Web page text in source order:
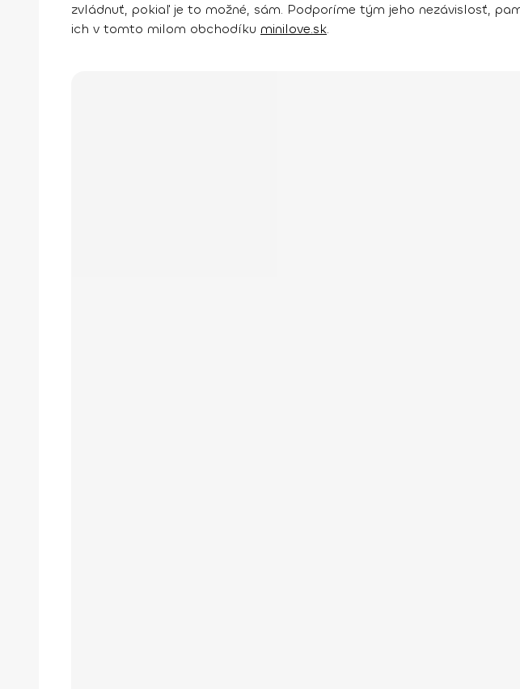
zvládnuť, pokiaľ je to možné, sám. Podporíme tým jeho nezávislosť,
ich v tomto milom obchodíku minilove.sk.